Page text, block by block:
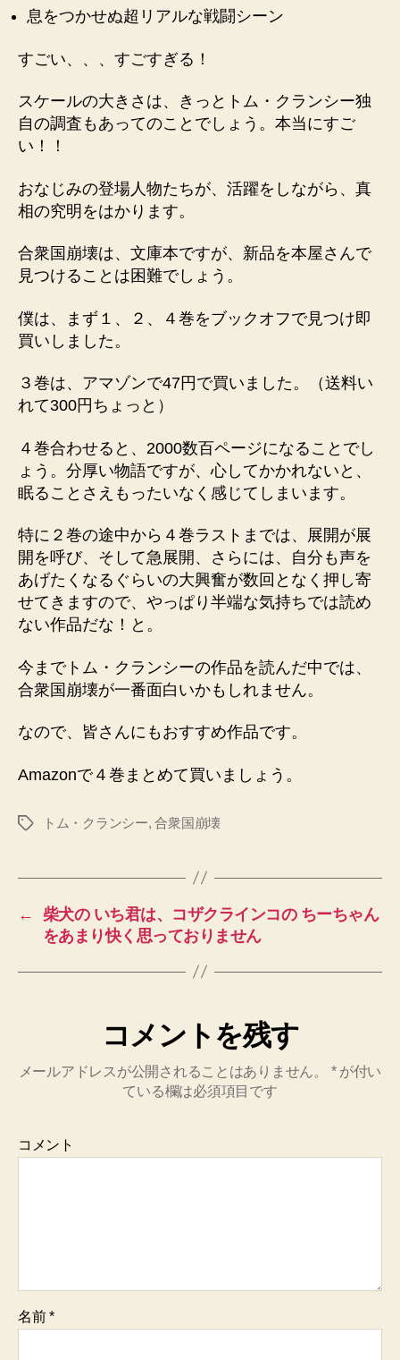
息をつかせぬ超リアルな戦闘シーン
すごい、、、すごすぎる！
スケールの大きさは、きっとトム・クランシー独
自の調査もあってのことでしょう。本当にすご
い！！
おなじみの登場人物たちが、活躍をしながら、真
相の究明をはかります。
合衆国崩壊は、文庫本ですが、新品を本屋さんで
見つけることは困難でしょう。
僕は、まず１、２、４巻をブックオフで見つけ即
買いしました。
３巻は、アマゾンで47円で買いました。（送料い
れて300円ちょっと）
４巻合わせると、2000数百ページになることでし
ょう。分厚い物語ですが、心してかかれないと、
眠ることさえもったいなく感じてしまいます。
特に２巻の途中から４巻ラストまでは、展開が展
開を呼び、そして急展開、さらには、自分も声を
あげたくなるぐらいの大興奮が数回となく押し寄
せてきますので、やっぱり半端な気持ちでは読め
ない作品だな！と。
今までトム・クランシーの作品を読んだ中では、
合衆国崩壊が一番面白いかもしれません。
なので、皆さんにもおすすめ作品です。
Amazonで４巻まとめて買いましょう。
タ
トム・クランシー,合衆国崩壊
←
柴犬の いち君は、コザクラインコの ちーちゃん
をあまり快く思っておりません
コメントを残す
メールアドレスが公開されることはありません。 *が付い
ている欄は必須項目です
コメント
名前*